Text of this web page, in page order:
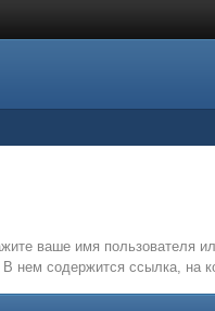
ваше имя пользователя
нем содержится ссылка, на